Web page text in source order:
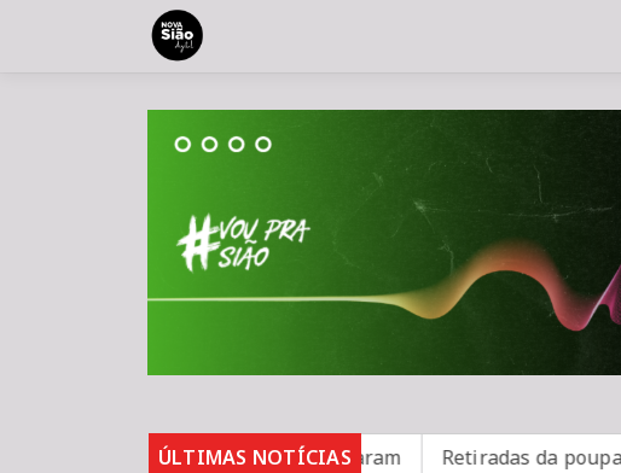
ÚLTIMAS NOTÍCIAS
de sarampo; 16 não se vacinaram Retiradas da poupança